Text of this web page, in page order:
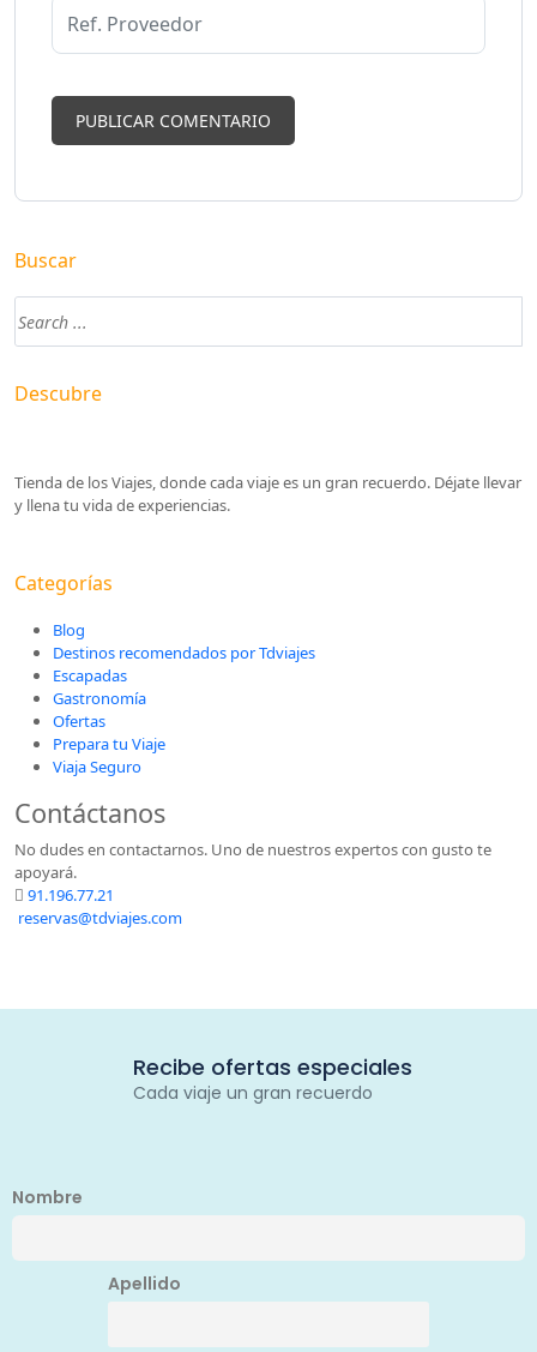
Buscar
Descubre
Tienda de los Viajes, donde cada viaje es un gran recuerdo. Déjate llevar
y llena tu vida de experiencias.
Categorías
Blog
Destinos recomendados por Tdviajes
Escapadas
Gastronomía
Ofertas
Prepara tu Viaje
Viaja Seguro
Contáctanos
No dudes en contactarnos. Uno de nuestros expertos con gusto te
apoyará.
91.196.77.21
reservas@tdviajes.com
Recibe ofertas especiales
Cada viaje un gran recuerdo
Nombre
Apellido